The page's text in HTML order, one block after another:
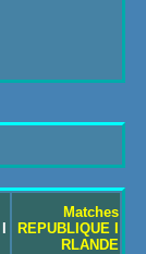
Matches
REPUBLIQUE I
RLANDE